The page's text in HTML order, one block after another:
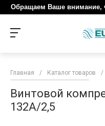
Обращаем Ваше внимание,
Главная / Каталог товаров /
Винтовой
132A/2,5